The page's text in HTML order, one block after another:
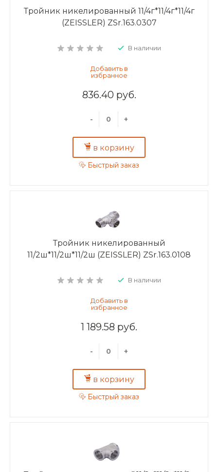
Тройник никелированный 11/4г*11/4г*11/4г
(ZEISSLER) ZSr.163.0307
В наличии
836.40 руб.
- +
в корзину
Быстрый заказ
Тройник никелированный
11/2ш*11/2ш*11/2ш (ZEISSLER) ZSr.163.0108
В наличии
1 189.58 руб.
- +
в корзину
Быстрый заказ